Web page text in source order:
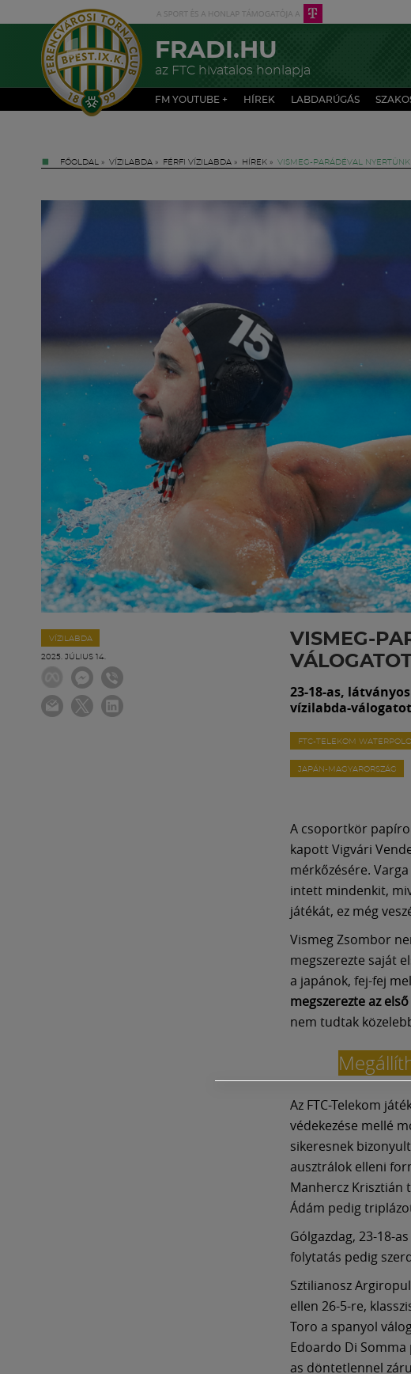
FRADI.HU
az FTC hivatalos honlapja
FM YOUTUBE + HÍREK LABDARÚGÁS
FŐOLDAL » VÍZILABDA » FÉRFI VÍZILABDA » HÍREK » VISMEG-PARÁDÉVAL
VÍZILABDA
2025. JÚLIUS 14.
VISMEG-
23-18-as,
vízilabda-
FTC-TELEKOM WATERPOLO
JAPÁN-MAGYARORSZÁG
A csoportkör
kapott Vigvári
mérkőzésére.
intett mindenkit,
játékát, ez még
Vismeg Zsombor
megszerezte saját
a japánok, fej-fej
megszerezte az
nem tudtak
Az FTC-Telekom
védekezése mellé
sikeresnek
ausztrálok elleni
Manhercz Krisztián
Ádám pedig
Gólgazdag, 23-18-
folytatás pedig
Sztilianosz
ellen 26-5-re,
Toro a spanyol
Edoardo Di
as döntetlennel